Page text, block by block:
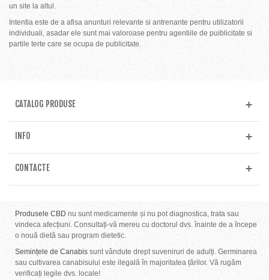
un site la altul.
Intentia este de a afisa anunturi relevante si antrenante pentru utilizatorii
individuali, asadar ele sunt mai valoroase pentru agentiile de puiblicitate si
partile terte care se ocupa de publicitate.
CATALOG PRODUSE
INFO
CONTACTE
Produsele CBD nu sunt medicamente și nu pot diagnostica, trata sau
vindeca afecțiuni. Consultați-vă mereu cu doctorul dvs. înainte de a începe
o nouă dietă sau program dietetic.
Semințele de Canabis sunt vândute drept suveniruri de adulți. Germinarea
sau cultivarea canabisului este ilegală în majoritatea țărilor. Vă rugăm
verificați legile dvs. locale!